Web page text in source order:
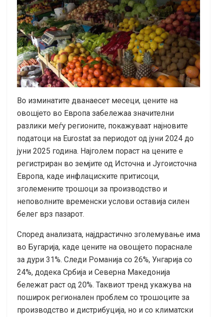
Во изминатите дванаесет месеци, цените на
овошјето во Европа забележаа значителни
разлики меѓу регионите, покажуваат најновите
податоци на Eurostat за периодот од јуни 2024 до
јуни 2025 година. Најголем пораст на цените е
регистриран во земјите од Источна и Југоисточна
Европа, каде инфлациските притисоци,
зголемените трошоци за производство и
неповолните временски услови оставија силен
белег врз пазарот.
Според анализата, најдрастично зголемување има
во Бугарија, каде цените на овошјето пораснале
за дури 31%. Следи Романија со 26%, Унгарија со
24%, додека Србија и Северна Македонија
бележат раст од 20%. Таквиот тренд укажува на
поширок регионален проблем со трошоците за
производство и дистрибуција, но и со климатски